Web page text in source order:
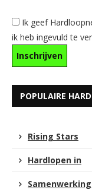
Ik geef
ik heb ingevuld te
POPULAIRE
Rising Stars
Hardlopen in
Samenwerking